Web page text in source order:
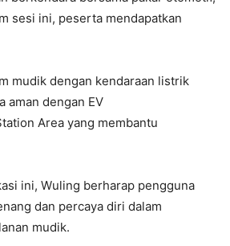
sesi ini, peserta mendapatkan
mudik dengan kendaraan listrik
aman dengan EV
Area yang membantu
ini, Wuling berharap pengguna
dan percaya diri dalam
mudik.